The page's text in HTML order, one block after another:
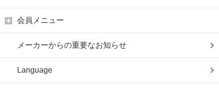
会員メニュー
メーカーからの重要なお知らせ
Language